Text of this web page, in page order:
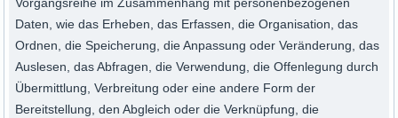
Vorgangsreihe im Zusammenhang mit personenbezogenen
Daten, wie das Erheben, das Erfassen, die Organisation, das
Ordnen, die Speicherung, die Anpassung oder Veränderung, das
Auslesen, das Abfragen, die Verwendung, die Offenlegung durch
Übermittlung, Verbreitung oder eine andere Form der
Bereitstellung, den Abgleich oder die Verknüpfung, die